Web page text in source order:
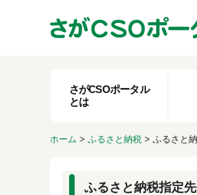
さがCSOポータル
とは
ホーム > ふるさと納税 > ふるさと
ふるさと納税指定